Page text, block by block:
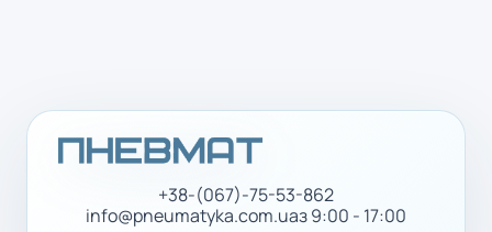
+38-(067)-75-53-862
info@pneumatyka.com.uaз 9:00 - 17:00